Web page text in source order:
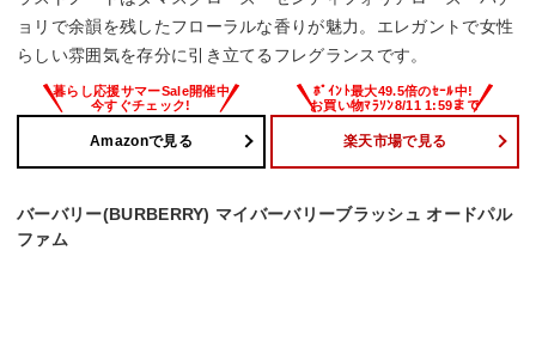
ョリで余韻を残したフローラルな香りが魅力。エレガントで女性
らしい雰囲気を存分に引き立てるフレグランスです。
Amazonで見る 楽天市場で見る
バーバリー(BURBERRY) マイバーバリーブラッシュ オードパル
ファム